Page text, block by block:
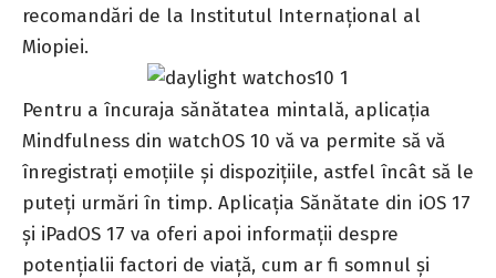
recomandări de la Institutul Internațional al
Miopiei.
Pentru a încuraja sănătatea mintală, aplicația
Mindfulness din watchOS 10 vă va permite să vă
înregistrați emoțiile și dispozițiile, astfel încât să le
puteți urmări în timp. Aplicația Sănătate din iOS 17
și iPadOS 17 va oferi apoi informații despre
potențialii factori de viață, cum ar fi somnul și